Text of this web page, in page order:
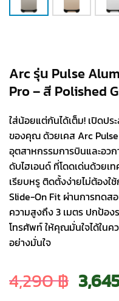
Arc รุ่น Pulse
Pro – สี Polished
ใส่น้อยแต่กันได้เต็ม! เปิดป
ของคุณ ด้วยเคส Arc
อุตสาหกรรมการบินและอว
ดับไฮเอนด์ ที่โดดเด่นด้วยเ
เรียบหรู ติดตั้งง่ายไม่ต้อง
Slide-On Fit ผ่านการทดส
ความสูงถึง 3 เมตร ปกป้อ
โทรศัพท์ ให้คุณมั่นใจได้ในค
อย่างมั่นใจ
4,290฿